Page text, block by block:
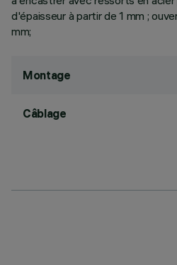
d'épaisseur à partir de 1 mm ;
mm;
Montage
Câblage